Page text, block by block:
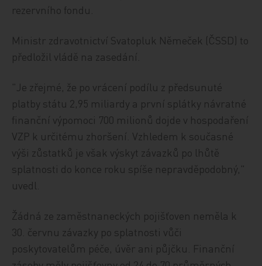
rezervního fondu.
Ministr zdravotnictví Svatopluk Němeček (ČSSD) to
předložil vládě na zasedání.
"Je zřejmé, že po vrácení podílu z předsunuté
platby státu 2,95 miliardy a první splátky návratné
finanční výpomoci 700 milionů dojde v hospodaření
VZP k určitému zhoršení. Vzhledem k současné
výši zůstatků je však výskyt závazků po lhůtě
splatnosti do konce roku spíše nepravděpodobný,"
uvedl.
Žádná ze zaměstnaneckých pojišťoven neměla k
30. červnu závazky po splatnosti vůči
poskytovatelům péče, úvěr ani půjčku. Finanční